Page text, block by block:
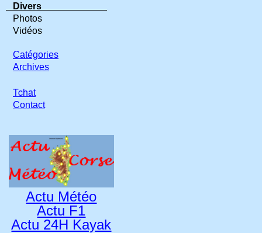
Divers
Photos
Vidéos
Catégories
Archives
Tchat
Contact
Actu Météo
Actu F1
Actu 24H Kayak